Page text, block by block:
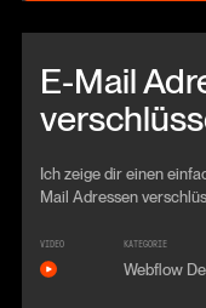
E-Mail
Ich zeige dir einen
Mail Adressen
VIDEO KATEGORIE
Webflow